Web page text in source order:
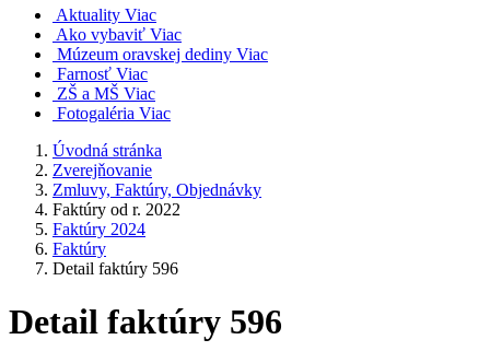
Aktuality Viac
Ako vybaviť Viac
Múzeum oravskej dediny Viac
Farnosť Viac
ZŠ a MŠ Viac
Fotogaléria Viac
Úvodná stránka
Zverejňovanie
Zmluvy, Faktúry, Objednávky
Faktúry od r. 2022
Faktúry 2024
Faktúry
Detail faktúry 596
Detail faktúry 596